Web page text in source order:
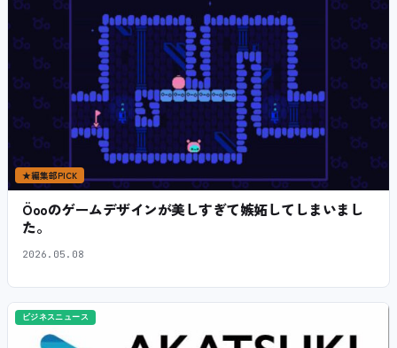
★編集部PICK
Öooのゲームデザインが美しすぎて嫉妬してしまいまし
た。
2026.05.08
ビジネスニュース